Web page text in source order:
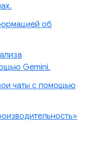
об
Gemini.
чаты с помощью